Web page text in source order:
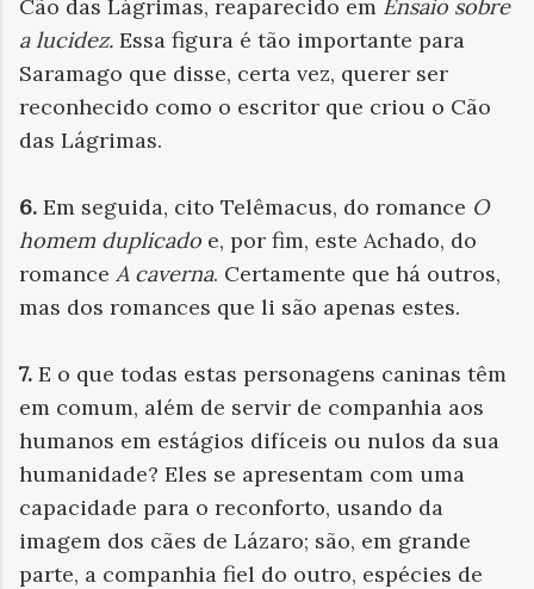
Cão das Lágrimas, reaparecido em Ensaio sobre
a lucidez. Essa figura é tão importante para
Saramago que disse, certa vez, querer ser
reconhecido como o escritor que criou o Cão
das Lágrimas.
6. Em seguida, cito Telêmacus, do romance O
homem duplicado e, por fim, este Achado, do
romance A caverna. Certamente que há outros,
mas dos romances que li são apenas estes.
7. E o que todas estas personagens caninas têm
em comum, além de servir de companhia aos
humanos em estágios difíceis ou nulos da sua
humanidade? Eles se apresentam com uma
capacidade para o reconforto, usando da
imagem dos cães de Lázaro; são, em grande
parte, a companhia fiel do outro, espécies de